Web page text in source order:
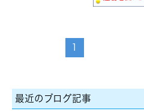
1
最近のブログ記事